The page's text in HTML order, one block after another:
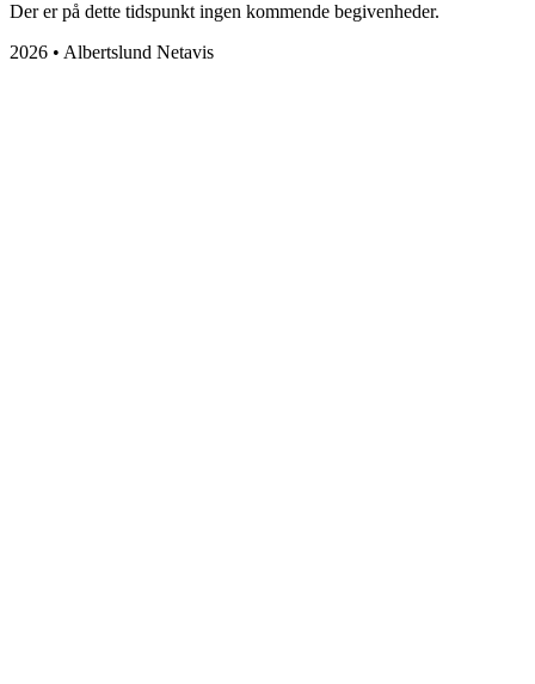
Der er på dette tidspunkt ingen kommende begivenheder.
2026 • Albertslund Netavis